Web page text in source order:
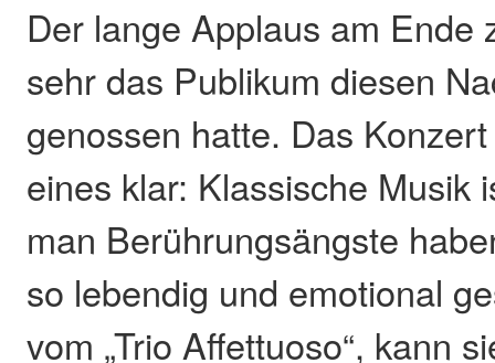
Der lange Applaus am Ende
sehr das Publikum diesen
genossen hatte. Das
eines klar: Klassische Musik
man Berührungsängste
so lebendig und emotional
vom „Trio Affettuoso“, kann